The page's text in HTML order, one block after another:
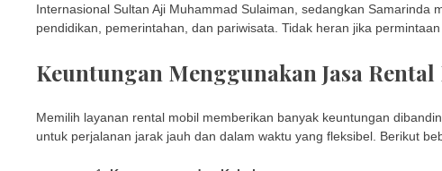
Internasional Sultan Aji Muhammad Sulaiman, sedangkan
pendidikan, pemerintahan, dan pariwisata. Tidak heran jika
Keuntungan Menggunakan Jasa
Memilih layanan rental mobil memberikan banyak keuntungan
untuk perjalanan jarak jauh dan dalam waktu yang fleksibel. Berikut